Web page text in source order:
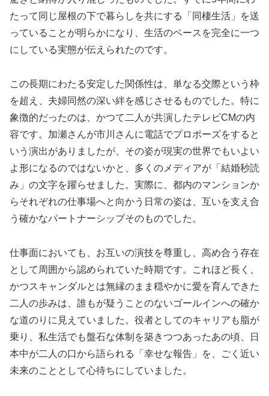
たって同じ屋根の下で暮らしを共にする「同棲生活」を送
っていることが明らかになり、生活のベースを完全に一つ
にしている実態が伝えられたのです。
この長期にわたる安定した関係性は、単なる交際という枠
を超え、夫婦同然の深い絆を感じさせるものでした。特に
象徴的だったのは、かつて二人が共演したテレビCMの内
容です。加瀬さんが市川さんに電話でプロポーズをすると
いう演出がありましたが、その姿が現実の世界でもいよい
よ形になるのではないかと、多くのメディアが「結婚秒読
み」の文字を躍らせました。実際に、都内のマンションか
らそれぞれの仕事場へと向かう日常の姿は、互いを支え合
う確かなパートナーシップそのものでした。
仕事面においても、お互いの演技を尊重し、高め合う存在
として周囲から認められていた時期です。これほど長く、
かつスキャンダルとは無縁のまま穏やかに愛を育んできた
二人の歩みは、誰もが疑うことのないゴールインへの確か
な道のりに見えていました。役者としてのキャリアも脂が
乗り、私生活でも盤石な体制を築きつつあったあの頃、日
本中が二人の口から語られる「幸せな報告」を、ごく近い
未来のこととして心待ちにしていました。